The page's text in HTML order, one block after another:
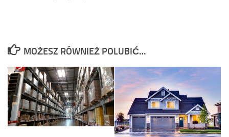
MOŻESZ RÓWNIEŻ POLUBIĆ…